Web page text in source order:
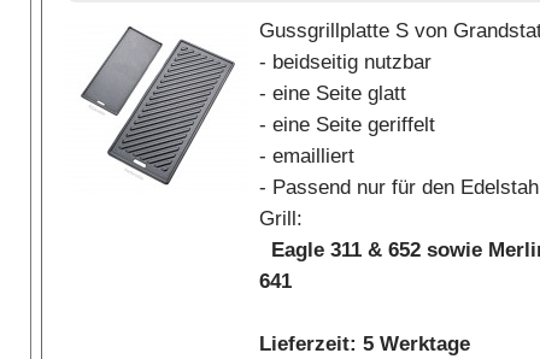
Gussgrillplatte S von
- beidseitig nutzbar
- eine Seite glatt
- eine Seite geriffelt
- emailliert
- Passend nur für den
Grill:
Eagle 311 & 652 sowie
641
Lieferzeit: 5 Werktage